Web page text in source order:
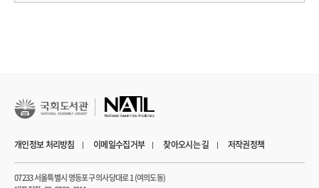
개인정보 처리방침 이메일수집거부 찾아오시는 길 저작권정책
07233 서울특별시 영등포구 의사당대로 1 (여의도동)